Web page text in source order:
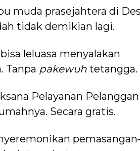
muda prasejahtera di
tidak demikian lagi.
leluasa menyalakan
Tanpa pakewuh tetangga.
Pelayanan Pelanggan
Secara gratis.